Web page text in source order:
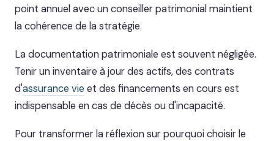
point annuel avec un conseiller patrimonial maintient
la cohérence de la stratégie.
La documentation patrimoniale est souvent négligée.
Tenir un inventaire à jour des actifs, des contrats
d'assurance vie et des financements en cours est
indispensable en cas de décès ou d'incapacité.
Pour transformer la réflexion sur pourquoi choisir le